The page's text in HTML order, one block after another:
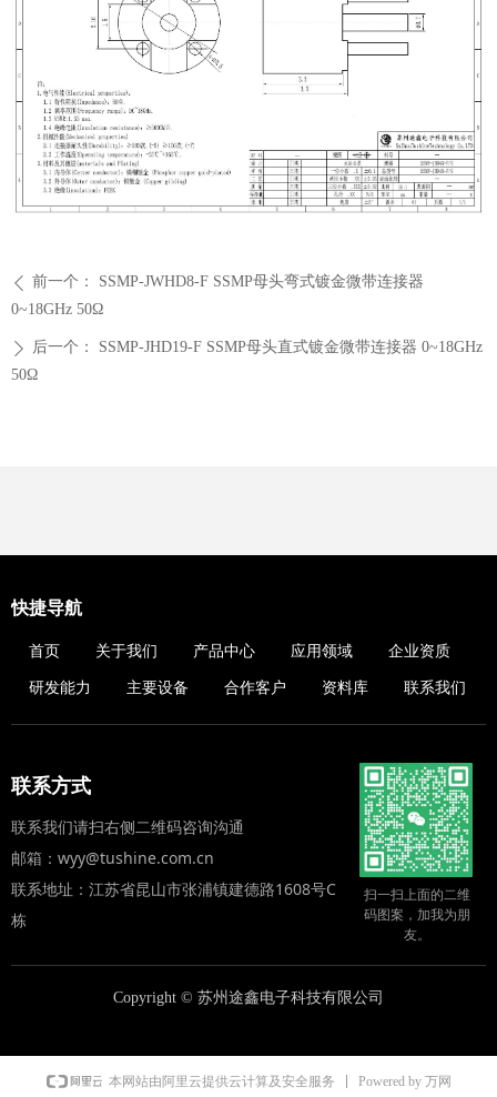
ꄴ 前一个：
SSMP-JWHD8-F SSMP母头弯式镀金微带连接器
0~18GHz 50Ω
ꄲ 后一个：
SSMP-JHD19-F SSMP母头直式镀金微带连接器 0~18GHz
50Ω
快捷导航
首页 关于我们 产品中心 应用领域 企业资质
研发能力 主要设备 合作客户 资料库 联系我们
Copyright © 苏州途鑫电子科技有限公司
联系方式
联系我们请扫右侧二维码咨询沟通
邮箱：wyy@tushine.com.cn
联系地址：江苏省昆山市张浦镇建德路1608号C
栋
扫一扫上面的二维
码图案，加我为朋
友。
本网站由阿里云提供云计算及安全服务 Powered by 万网